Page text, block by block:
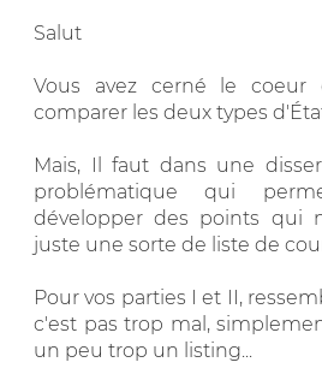
Salut
Vous avez cerné le coeur
comparer les deux types
Mais, Il faut dans une
problématique qui
développer des points qui
juste une sorte de liste de
Pour vos parties I et II,
c'est pas trop mal,
un peu trop un listing...